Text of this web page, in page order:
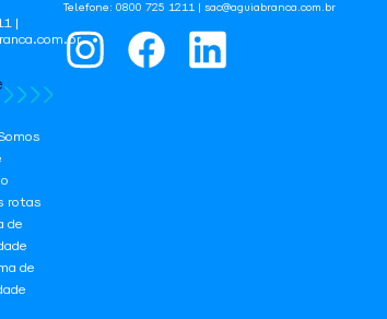
Telefone: 0800 725 1211 | sac@aguiabranca.com.br
|
rotas
de
de